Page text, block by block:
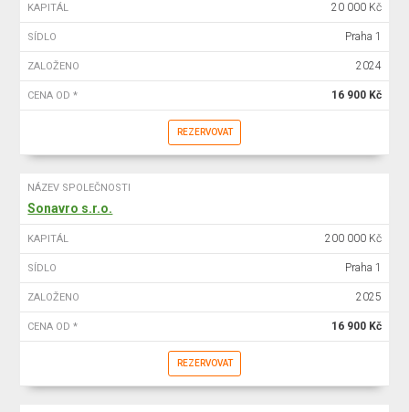
KAPITÁL 20 000 Kč
SÍDLO Praha 1
ZALOŽENO 2024
CENA OD * 16 900 Kč
REZERVOVAT
NÁZEV SPOLEČNOSTI
Sonavro s.r.o.
KAPITÁL 200 000 Kč
SÍDLO Praha 1
ZALOŽENO 2025
CENA OD * 16 900 Kč
REZERVOVAT